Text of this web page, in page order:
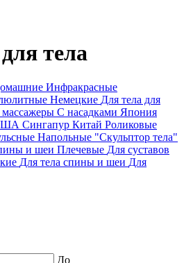
тела
Инфракрасные
Немецкие Для тела для
С насадками Япония
Сингапур Китай Роликовые
Напольные "Скульптор тела"
и шеи Плечевые Для суставов
Для тела спины и шеи Для
До